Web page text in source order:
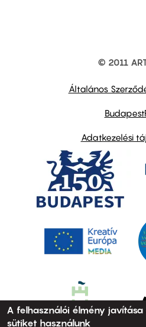
© 2011
Általános
Adatkezelési
A felhasználói élmény
sütiket használunk